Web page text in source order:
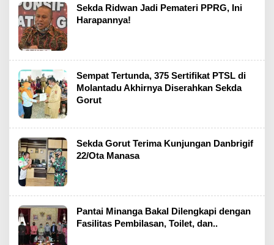
Sekda Ridwan Jadi Pemateri PPRG, Ini
Harapannya!
Sempat Tertunda, 375 Sertifikat PTSL di
Molantadu Akhirnya Diserahkan Sekda
Gorut
Sekda Gorut Terima Kunjungan Danbrigif
22/Ota Manasa
Pantai Minanga Bakal Dilengkapi dengan
Fasilitas Pembilasan, Toilet, dan..